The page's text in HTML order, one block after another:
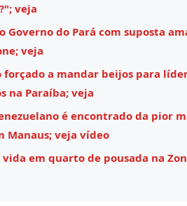
veja
Governo do Pará com suposta
veja
a mandar beijos para
na Paraíba; veja
é encontrado da pior
Manaus; veja vídeo
em quarto de pousada na